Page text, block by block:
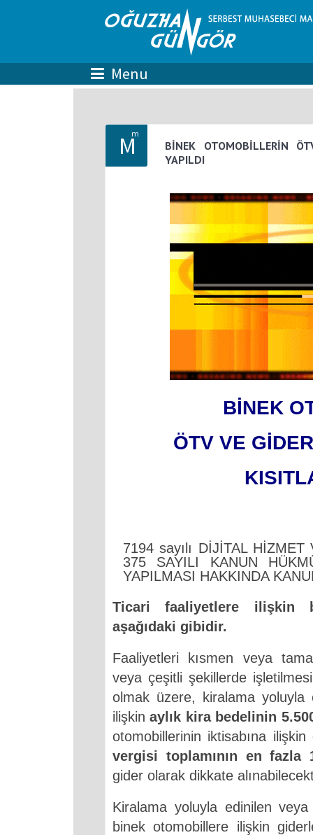
BİNEK OTOMOBİLLERİN
YAPILDI
Mm
BİNEK
ÖTV VE
7194 sayılı DİJİTAL
375 SAYILI KANUN
YAPILMASI HAKKINDA
Ticari faaliyetlere ilişkin
aşağıdaki gibidir.
Faaliyetleri kısmen veya
veya çeşitli şekillerde
olmak üzere, kiralama yoluyla
ilişkinaylık kira bedelinin
otomobillerinin iktisabına ilişkin
vergisi toplamının en fazla
gider olarak dikkate
Kiralama yoluyla edinilen
binek otomobillere ilişkin